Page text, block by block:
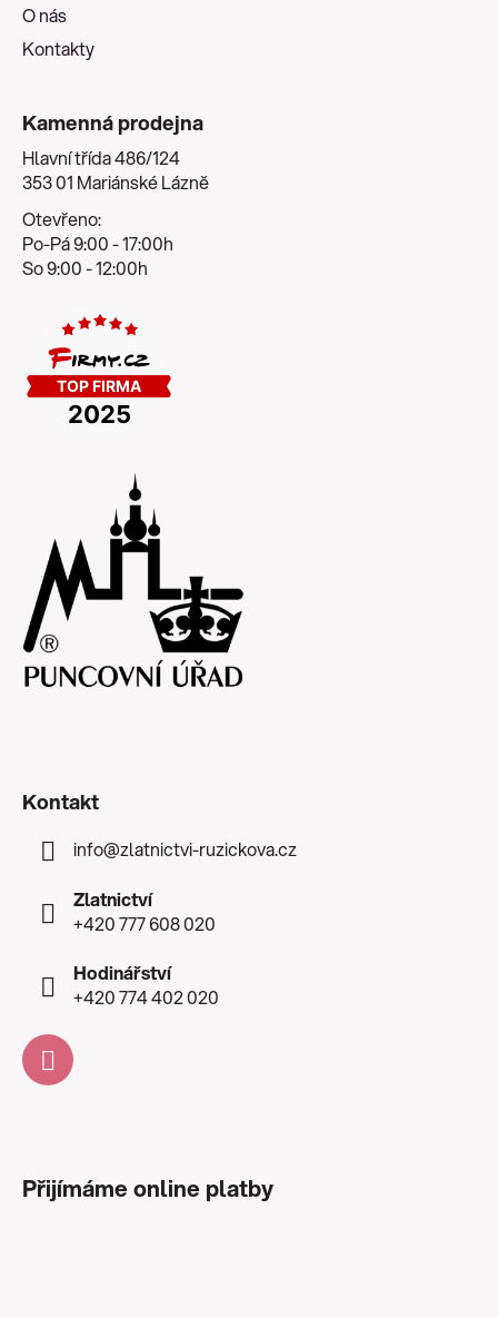
O nás
Kontakty
Kamenná prodejna
Hlavní třída 486/124
353 01 Mariánské Lázně
Otevřeno:
Po-Pá 9:00 - 17:00h
So 9:00 - 12:00h
Kontakt
info@zlatnictvi-ruzickova.cz
Zlatnictví
+420 777 608 020
Hodinářství
+420 774 402 020
Přijímáme online platby